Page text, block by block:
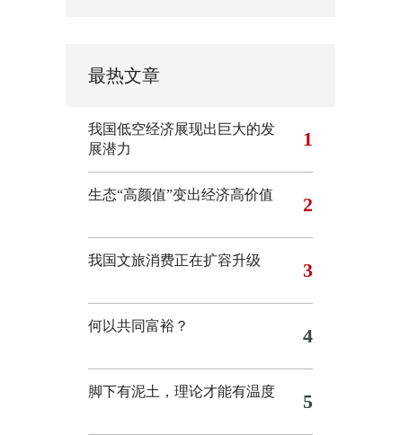
最热文章
我国低空经济展现出巨大的发
展潜力
1
生态“高颜值”变出经济高价值 2
我国文旅消费正在扩容升级 3
何以共同富裕？ 4
脚下有泥土，理论才能有温度 5